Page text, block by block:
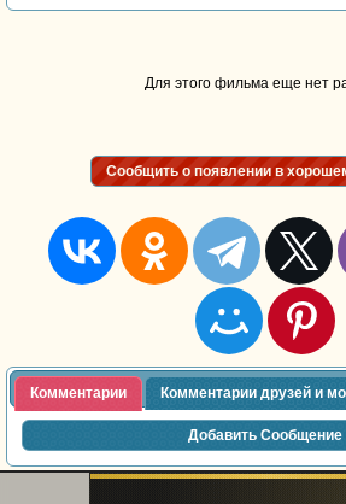
Для этого фильма еще нет
Сообщить о появлении в
Комментарии Комментарии друзей и
Добавить Сообщение